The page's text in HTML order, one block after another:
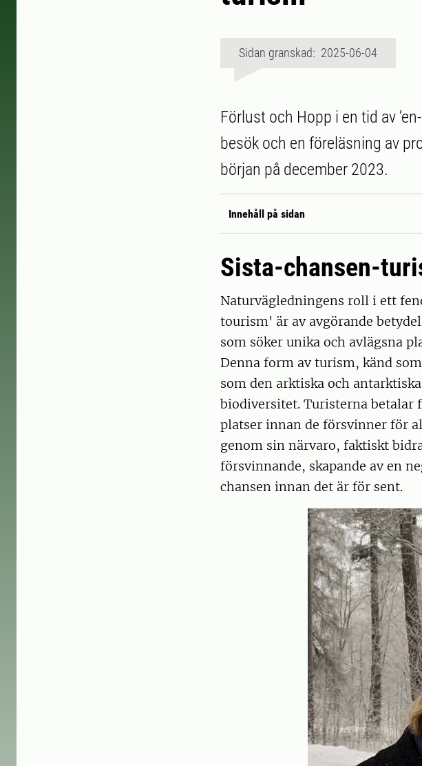
Sidan granskad: 2025-06-04
Förlust och Hopp i en tid av
besök och en föreläsning av
början på december 2023.
Innehåll på sidan
Sista-chansen-
Naturvägledningens roll i ett
tourism' är av avgörande
som söker unika och avlägsna
Denna form av turism, känd
som den arktiska och
biodiversitet. Turisterna betalar
platser innan de försvinner för
genom sin närvaro, faktiskt
försvinnande, skapande av en
chansen innan det är för sent.